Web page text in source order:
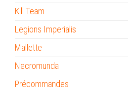
Kill Team
Legions Imperialis
Mallette
Necromunda
Précommandes